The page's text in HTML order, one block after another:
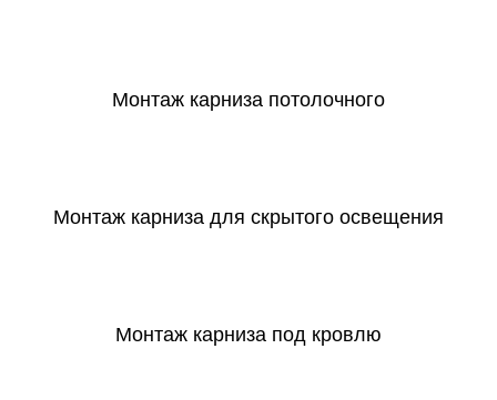
Монтаж карниза потолочного
Монтаж карниза для скрытого освещения
Монтаж карниза под кровлю